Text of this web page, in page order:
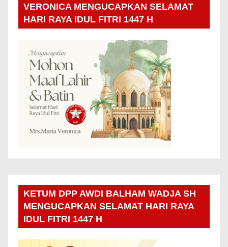
VERONICA MENGUCAPKAN SELAMAT
HARI RAYA IDUL FITRI 1447 H
KETUM DPP AWDI BALHAM WADJA SH
MENGUCAPKAN SELAMAT HARI RAYA
IDUL FITRI 1447 H